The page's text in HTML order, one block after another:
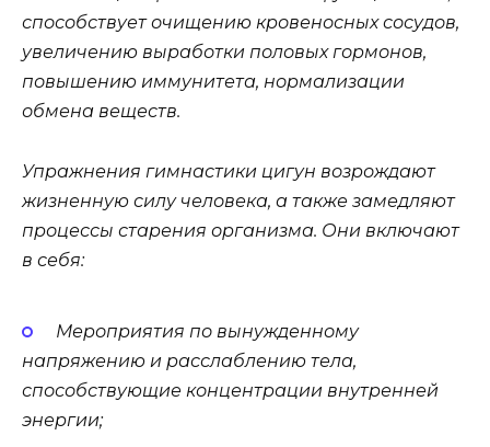
способствует очищению кровеносных сосудов,
увеличению выработки половых гормонов,
повышению иммунитета, нормализации
обмена веществ.
Упражнения гимнастики цигун возрождают
жизненную силу человека, а также замедляют
процессы старения организма. Они включают
в себя:
Мероприятия по вынужденному
напряжению и расслаблению тела,
способствующие концентрации внутренней
энергии;